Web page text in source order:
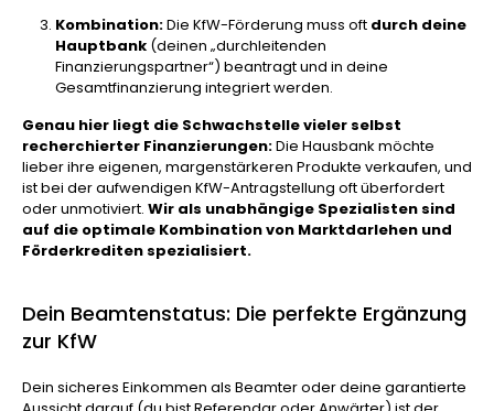
Kombination:Die KfW-Förderung muss oft durch deine
Hauptbank (deinen „durchleitenden
Finanzierungspartner“) beantragt und in deine
Gesamtfinanzierung integriert werden.
Genau hier liegt die Schwachstelle vieler selbst
recherchierter Finanzierungen:Die Hausbank möchte
lieber ihre eigenen, margenstärkeren Produkte verkaufen, und
ist bei der aufwendigen KfW-Antragstellung oft überfordert
oder unmotiviert. Wir als unabhängige Spezialisten sind
auf die optimale Kombination von Marktdarlehen und
Förderkrediten spezialisiert.
Dein Beamtenstatus: Die perfekte Ergänzung
zur KfW
Dein sicheres Einkommen als Beamter oder deine garantierte